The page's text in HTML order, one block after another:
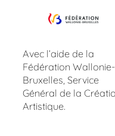
Avec l’aide de la
Fédération Wallonie-
Bruxelles, Service
Général de la
Artistique.